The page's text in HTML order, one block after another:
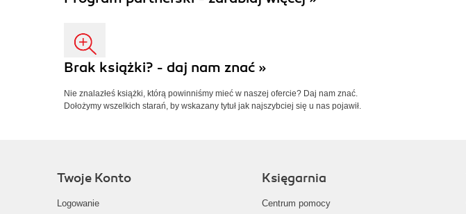
Brak książki? - daj nam znać »
Nie znalazłeś książki, którą powinniśmy mieć w naszej ofercie? Daj nam znać.
Dołożymy wszelkich starań, by wskazany tytuł jak najszybciej się u nas pojawił.
Twoje Konto
Logowanie
Księgarnia
Centrum pomocy